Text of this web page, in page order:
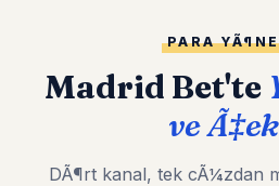
PARA
Madrid Bet'te
ve
DÃ¶rt kanal, tek cÃ¼zdan